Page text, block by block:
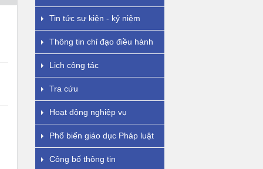
Tin tức sự kiện - kỷ niệm
Thông tin chỉ đạo điều hành
Lịch công tác
Tra cứu
Hoạt động nghiệp vụ
Phổ biến giáo dục Pháp luật
Công bố thông tin